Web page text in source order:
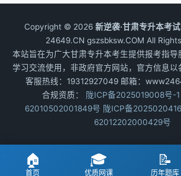
Copyright © 2026 新逆袭·甘肃专升本考
24649.CN gszsbksw.COM All
本站旨在为广大甘肃专升本考生提供报考指导
学习交流使用，非政府官方网站，官方信息以
客服热线：19312927049 邮箱：
合规资质：
陇ICP备2025019008号-1
62010502001849号 陇ICP备
62012202000429号
🏠
首页
🎓
优质网课
📝
历年题库